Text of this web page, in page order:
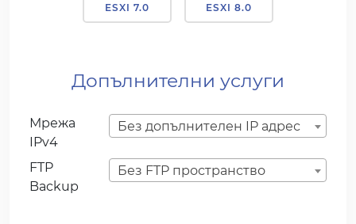
ESXI 7.0
ESXI 8.0
Допълнителни услуги
Мрежа
IPv4
Без допълнителен IP адрес
FTP
Backup
Без FTP пространство